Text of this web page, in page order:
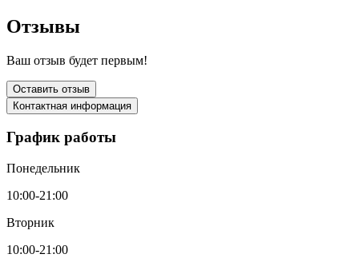
Отзывы
Ваш отзыв будет первым!
Оставить отзыв
Контактная информация
График работы
Понедельник
10:00-21:00
Вторник
10:00-21:00